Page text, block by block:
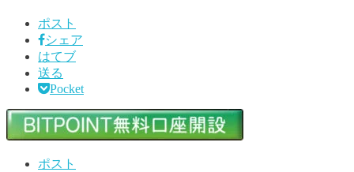
ポスト
シェア
はてブ
送る
Pocket
ポスト